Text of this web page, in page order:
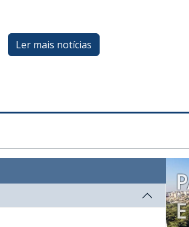
Ler mais notícias